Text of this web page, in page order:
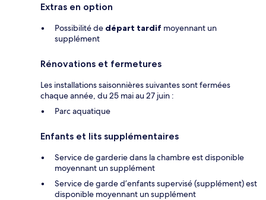
Extras en option
Possibilité de départ tardif moyennant un
supplément
Rénovations et fermetures
Les installations saisonnières suivantes sont fermées
chaque année, du 25 mai au 27 juin :
Parc aquatique
Enfants et lits supplémentaires
Service de garderie dans la chambre est disponible
moyennant un supplément
Service de garde d’enfants supervisé (supplément) est
disponible moyennant un supplément